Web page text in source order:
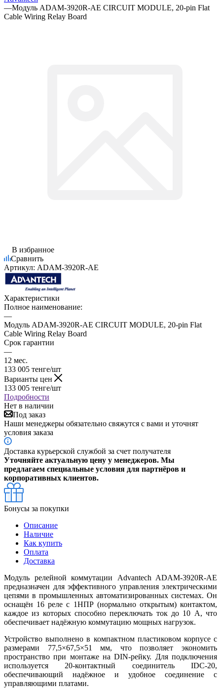
—Модуль ADAM-3920R-AE CIRCUIT MODULE, 20-pin Flat
Cable Wiring Relay Board
В избранное
Сравнить
Артикул: ADAM-3920R-AE
Характеристики
Полное наименование:
—
Модуль ADAM-3920R-AE CIRCUIT MODULE, 20-pin Flat
Cable Wiring Relay Board
Срок гарантии
—
12 мес.
133 005 тенге/шт
Варианты цен
133 005 тенге/шт
Подробности
Нет в наличии
Под заказ
Наши менеджеры обязательно свяжутся с вами и уточнят
условия заказа
Доставка курьерской службой за счет получателя
Уточняйте актуальную цену у менеджеров. Мы
предлагаем специальные условия для партнёров и
корпоративных клиентов.
Бонусы за покупки
Описание
Наличие
Как купить
Оплата
Доставка
Модуль релейной коммутации Advantech ADAM-3920R-AE
предназначен для эффективного управления электрическими
цепями в промышленных автоматизированных системах. Он
оснащён 16 реле с 1НПР (нормально открытым) контактом,
каждое из которых способно переключать ток до 10 А, что
обеспечивает надёжную коммутацию мощных нагрузок.
Устройство выполнено в компактном пластиковом корпусе с
размерами 77,5×67,5×51 мм, что позволяет экономить
пространство при монтаже на DIN-рейку. Для подключения
используется 20-контактный соединитель IDC-20,
обеспечивающий надёжное и удобное соединение с
управляющими платами.